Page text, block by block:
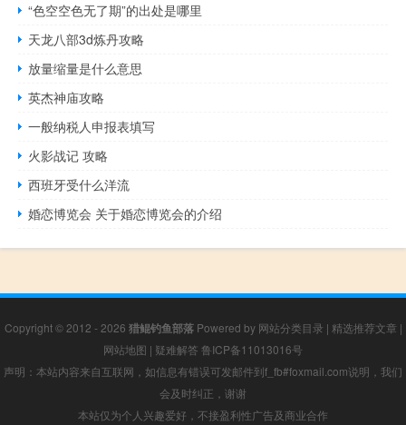
“色空空色无了期”的出处是哪里
天龙八部3d炼丹攻略
放量缩量是什么意思
英杰神庙攻略
一般纳税人申报表填写
火影战记 攻略
西班牙受什么洋流
婚恋博览会 关于婚恋博览会的介绍
Copyright © 2012 - 2026 猎鲲钓鱼部落Powered by 网站分类目录 | 精选推荐文章 |
网站地图 | 疑难解答 鲁ICP备11013016号
声明：本站内容来自互联网，如信息有错误可发邮件到f_fb#foxmail.com说明，我们
会及时纠正，谢谢
本站仅为个人兴趣爱好，不接盈利性广告及商业合作